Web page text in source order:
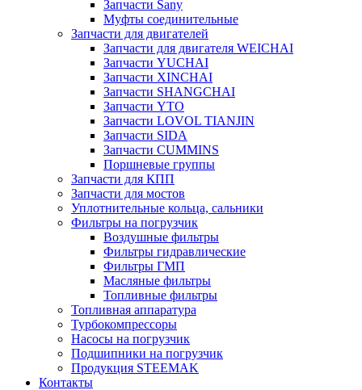
Запчасти Sany
Муфты соединительные
Запчасти для двигателей
Запчасти для двигателя WEICHAI
Запчасти YUCHAI
Запчасти XINCHAI
Запчасти SHANGCHAI
Запчасти YTO
Запчасти LOVOL TIANJIN
Запчасти SIDA
Запчасти CUMMINS
Поршневые группы
Запчасти для КПП
Запчасти для мостов
Уплотнительные кольца, сальники
Фильтры на погрузчик
Воздушные фильтры
Фильтры гидравлические
Фильтры ГМП
Масляные фильтры
Топливные фильтры
Топливная аппаратура
Турбокомпрессоры
Насосы на погрузчик
Подшипники на погрузчик
Продукция STEEMAK
Контакты